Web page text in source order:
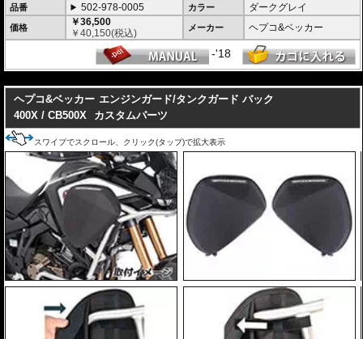
品番 502-978-0005 カラー ダークグレイ
価格
￥36,500
￥40,150(税込) メーカー ヘプコ&ベッカー
-'18
ヘプコ&ベッカー エンジンガード/タンクガード バック
400X / CB500X
カスタムパーツ
スワイプでスクロール、クリック(タップ)で拡大表示